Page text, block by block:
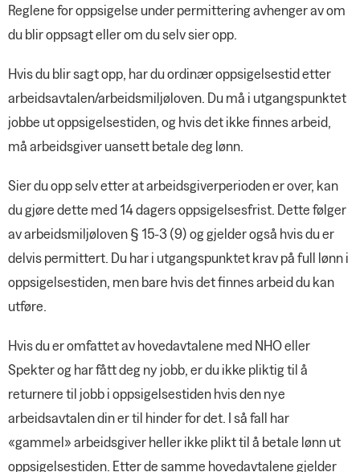
Reglene for oppsigelse under permittering avhenger av om
du blir oppsagt eller om du selv sier opp.
Hvis du blir sagt opp, har du ordinær oppsigelsestid etter
arbeidsavtalen/arbeidsmiljøloven. Du må i utgangspunktet
jobbe ut oppsigelsestiden, og hvis det ikke finnes arbeid,
må arbeidsgiver uansett betale deg lønn.
Sier du opp selv etter at arbeidsgiverperioden er over, kan
du gjøre dette med 14 dagers oppsigelsesfrist. Dette følger
av arbeidsmiljøloven § 15-3 (9) og gjelder også hvis du er
delvis permittert. Du har i utgangspunktet krav på full lønn i
oppsigelsestiden, men bare hvis det finnes arbeid du kan
utføre.
Hvis du er omfattet av hovedavtalene med NHO eller
Spekter og har fått deg ny jobb, er du ikke pliktig til å
returnere til jobb i oppsigelsestiden hvis den nye
arbeidsavtalen din er til hinder for det. I så fall har
«gammel» arbeidsgiver heller ikke plikt til å betale lønn ut
oppsigelsestiden. Etter de samme hovedavtalene gjelder